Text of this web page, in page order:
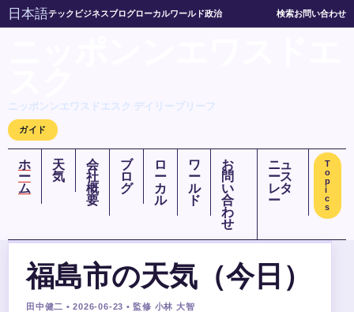
日本語テック ビジネスブログローカルワールド政治 検索お問い合わせ
ニッポンンエワスドエスク デイリーブリーフ
ガイド
ホ
ー
ム
天
気
会
社
概
要
ブ
ロ
グ
ロ
ー
カ
ル
ワ
ー
ル
ド
お
問
い
合
わ
せ
ニュ
ース
レタ
ー
T
o
p
i
c
s
福島市の天気（今日）
田中健二 • 2026-06-23 • 監修 小林 大智